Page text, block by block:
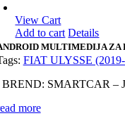
View Cart
Add to cart Details
MULTIMEDIJA ZA
FIAT ULYSSE
SMARTCAR –
more